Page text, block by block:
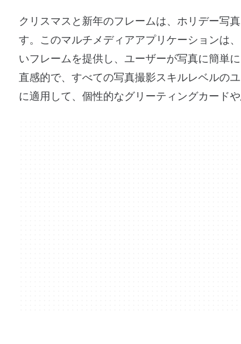
クリスマスと新年のフレームは、ホリデー写
す。このマルチメディアアプリケーションは
いフレームを提供し、ユーザーが写真に簡単
直感的で、すべての写真撮影スキルレベルの
に適用して、個性的なグリーティングカード